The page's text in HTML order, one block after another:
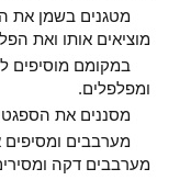
מטגנים בשמן את
מוציאים אותו ואת
במקומם מוסיפים
ומפלפלים.
מסננים את
מערבבים ומסיפים
מערבבים דקה